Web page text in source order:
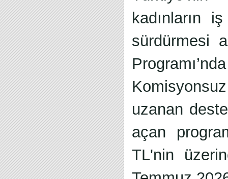
kadınların
sürdürmesi
uzanan
açan
TL'nin